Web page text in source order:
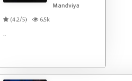
Mandviya
(4.2/5)
6.5k
..